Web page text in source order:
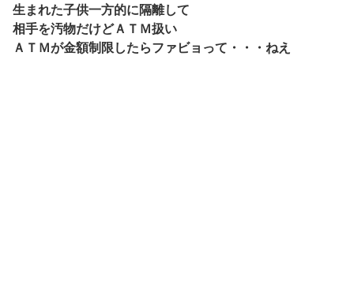
生まれた子供一方的に隔離して
相手を汚物だけどＡＴＭ扱い
ＡＴＭが金額制限したらファビョって・・・ねえ